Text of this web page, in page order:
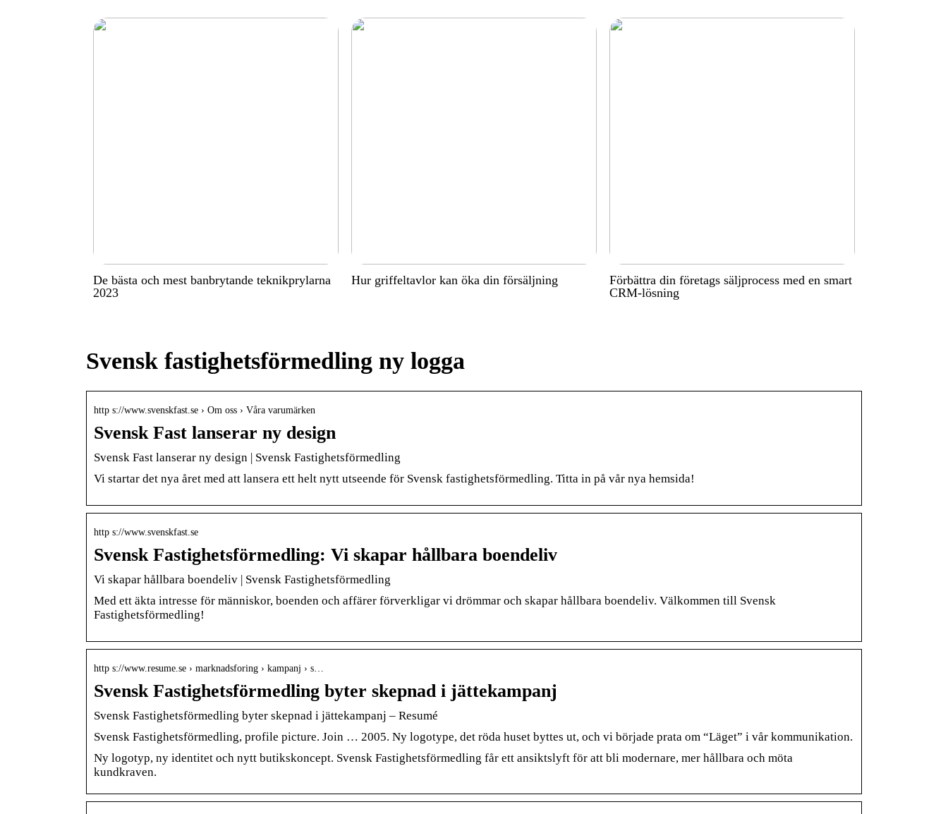
De bästa och mest banbrytande teknikprylarna
2023
Hur griffeltavlor kan öka din försäljning
Förbättra din företags säljprocess med en smart
CRM-lösning
Svensk fastighetsförmedling ny logga
http s://www.svenskfast.se › Om oss › Våra varumärken
Svensk Fast lanserar ny design
Svensk Fast lanserar ny design | Svensk Fastighetsförmedling
Vi startar det nya året med att lansera ett helt nytt utseende för Svensk fastighetsförmedling. Titta in på vår nya hemsida!
http s://www.svenskfast.se
Svensk Fastighetsförmedling: Vi skapar hållbara boendeliv
Vi skapar hållbara boendeliv | Svensk Fastighetsförmedling
Med ett äkta intresse för människor, boenden och affärer förverkligar vi drömmar och skapar hållbara boendeliv. Välkommen till Svensk
Fastighetsförmedling!
http s://www.resume.se › marknadsforing › kampanj › s…
Svensk Fastighetsförmedling byter skepnad i jättekampanj
Svensk Fastighetsförmedling byter skepnad i jättekampanj – Resumé
Svensk Fastighetsförmedling, profile picture. Join … 2005. Ny logotype, det röda huset byttes ut, och vi började prata om “Läget” i vår kommunikation.
Ny logotyp, ny identitet och nytt butikskoncept. Svensk Fastighetsförmedling får ett ansiktslyft för att bli modernare, mer hållbara och möta
kundkraven.